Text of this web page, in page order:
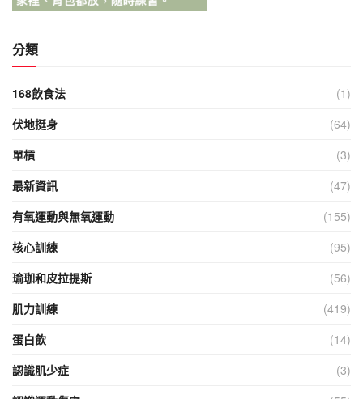
分類
168飲食法
(1)
伏地挺身
(64)
單槓
(3)
最新資訊
(47)
有氧運動與無氧運動
(155)
核心訓練
(95)
瑜珈和皮拉提斯
(56)
肌力訓練
(419)
蛋白飲
(14)
認識肌少症
(3)